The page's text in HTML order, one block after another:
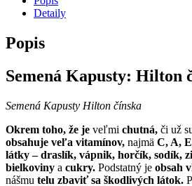
Detaily
Popis
Semená Kapusty: Hilton
Semená Kapusty Hilton čínska
Okrem toho, že je veľmi chutná, či už
obsahuje veľa vitamínov, najmä C, A,
látky – draslík, vápnik, horčík, sodík,
bielkoviny a cukry. Podstatný je obsah
nášmu telu zbaviť sa škodlivých látok.